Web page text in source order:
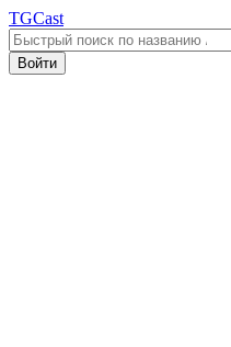
TGCast
Войти